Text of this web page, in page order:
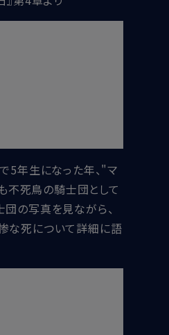
5年生になった年、"マ
不死鳥の騎士団として
の写真を見ながら、
な死について詳細に語